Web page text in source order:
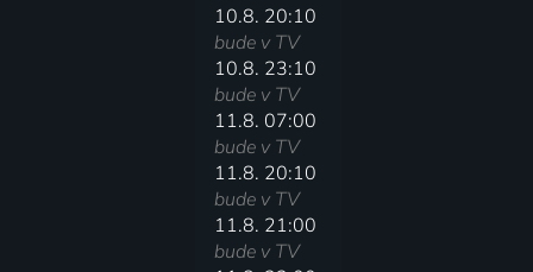
10.8. 20:10
bude v TV
10.8. 23:10
bude v TV
11.8. 07:00
bude v TV
11.8. 20:10
bude v TV
11.8. 21:00
bude v TV